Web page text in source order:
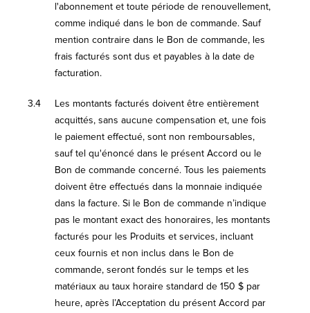
l'abonnement et toute période de renouvellement,
comme indiqué dans le bon de commande. Sauf
mention contraire dans le Bon de commande, les
frais facturés sont dus et payables à la date de
facturation.
3.4
Les montants facturés doivent être entièrement
acquittés, sans aucune compensation et, une fois
le paiement effectué, sont non remboursables,
sauf tel qu'énoncé dans le présent Accord ou le
Bon de commande concerné. Tous les paiements
doivent être effectués dans la monnaie indiquée
dans la facture. Si le Bon de commande n’indique
pas le montant exact des honoraires, les montants
facturés pour les Produits et services, incluant
ceux fournis et non inclus dans le Bon de
commande, seront fondés sur le temps et les
matériaux au taux horaire standard de 150 $ par
heure, après l’Acceptation du présent Accord par